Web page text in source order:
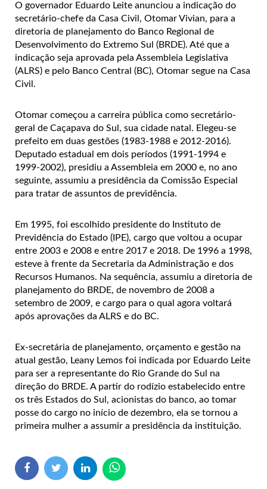
O governador Eduardo Leite anunciou a indicação do
secretário-chefe da Casa Civil, Otomar Vivian, para a
diretoria de planejamento do Banco Regional de
Desenvolvimento do Extremo Sul (BRDE). Até que a
indicação seja aprovada pela Assembleia Legislativa
(ALRS) e pelo Banco Central (BC), Otomar segue na Casa
Civil.
Otomar começou a carreira pública como secretário-
geral de Caçapava do Sul, sua cidade natal. Elegeu-se
prefeito em duas gestões (1983-1988 e 2012-2016).
Deputado estadual em dois períodos (1991-1994 e
1999-2002), presidiu a Assembleia em 2000 e, no ano
seguinte, assumiu a presidência da Comissão Especial
para tratar de assuntos de previdência.
Em 1995, foi escolhido presidente do Instituto de
Previdência do Estado (IPE), cargo que voltou a ocupar
entre 2003 e 2008 e entre 2017 e 2018. De 1996 a 1998,
esteve à frente da Secretaria da Administração e dos
Recursos Humanos. Na sequência, assumiu a diretoria de
planejamento do BRDE, de novembro de 2008 a
setembro de 2009, e cargo para o qual agora voltará
após aprovações da ALRS e do BC.
Ex-secretária de planejamento, orçamento e gestão na
atual gestão, Leany Lemos foi indicada por Eduardo Leite
para ser a representante do Rio Grande do Sul na
direção do BRDE. A partir do rodízio estabelecido entre
os três Estados do Sul, acionistas do banco, ao tomar
posse do cargo no início de dezembro, ela se tornou a
primeira mulher a assumir a presidência da instituição.